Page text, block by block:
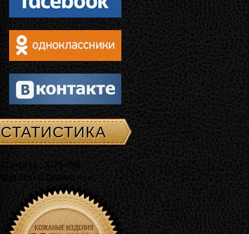
СТАТИСТИКА
Память: 3.75 Mb
Время: 0.04880 сек.